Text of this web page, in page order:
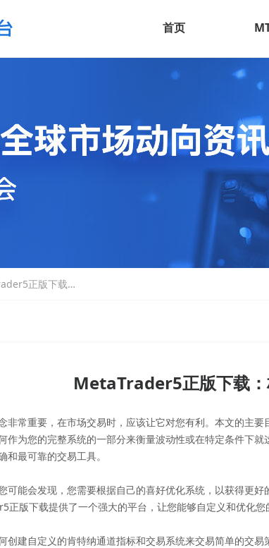
首页
正版下载：
MetaTrader5正版下载
常重要，在市场交易时，应该让它对您有利。本文的主要
作为您的完整系统的一部分来衡量波动性或在特定条件下
和最可靠的交易工具。
能会发现，您需要根据自己的喜好优化系统，以获得更好
版下载提供了一个强大的平台，让您能够自定义和优化您
建自定义的肯特纳通道指标和交易系统来交易简单的交易